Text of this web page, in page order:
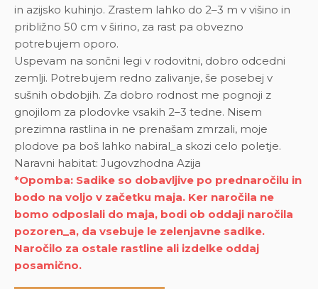
in azijsko kuhinjo. Zrastem lahko do 2–3 m v višino in
približno 50 cm v širino, za rast pa obvezno
potrebujem oporo.
Uspevam na sončni legi v rodovitni, dobro odcedni
zemlji. Potrebujem redno zalivanje, še posebej v
sušnih obdobjih. Za dobro rodnost me pognoji z
gnojilom za plodovke vsakih 2–3 tedne. Nisem
prezimna rastlina in ne prenašam zmrzali, moje
plodove pa boš lahko nabiral_a skozi celo poletje.
Naravni habitat: Jugovzhodna Azija
*Opomba: Sadike so dobavljive po prednaročilu in
bodo na voljo v začetku maja. Ker naročila ne
bomo odposlali do maja, bodi ob oddaji naročila
pozoren_a, da vsebuje le zelenjavne sadike.
Naročilo za ostale rastline ali izdelke oddaj
posamično.